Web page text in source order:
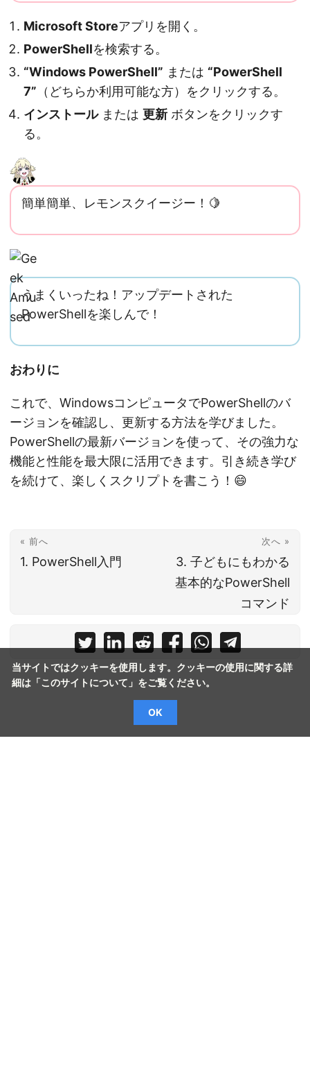
Microsoft Storeアプリを開く。
PowerShellを検索する。
“Windows PowerShell” または “PowerShell
7” （どちらか利用可能な方）をクリックする。
インストールまたは 更新 ボタンをクリックす
る。
簡単簡単、レモンスクイージー！🍋
うまくいったね！アップデートされた
PowerShellを楽しんで！
おわりに
これで、WindowsコンピュータでPowerShellのバ
ージョンを確認し、更新する方法を学びました。
PowerShellの最新バージョンを使って、その強力な
機能と性能を最大限に活用できます。引き続き学び
を続けて、楽しくスクリプトを書こう！😄
« 前へ
1. PowerShell入門
次へ »
3. 子どもにもわかる
基本的なPowerShell
コマンド
当サイトではクッキーを使用します。クッキーの使用に関する詳
細は「このサイトについて 」をご覧ください。
OK